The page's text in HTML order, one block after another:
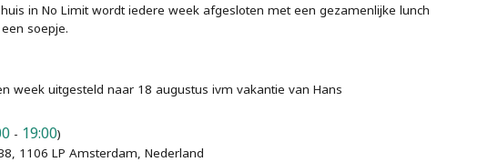
in No Limit wordt iedere week afgesloten met een gezamenlijke lunch
soepje.
week uitgesteld naar 18 augustus ivm vakantie van Hans
- 19:00)
1106 LP Amsterdam, Nederland